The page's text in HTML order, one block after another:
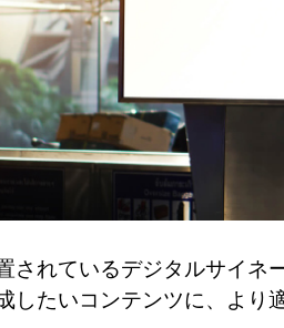
されているデジタルサイネ
したいコンテンツに、より